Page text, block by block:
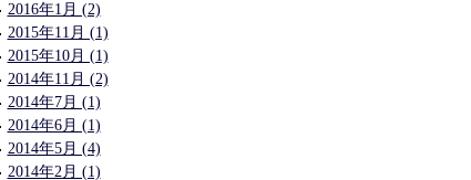
2016年1月 (2)
2015年11月 (1)
2015年10月 (1)
2014年11月 (2)
2014年7月 (1)
2014年6月 (1)
2014年5月 (4)
2014年2月 (1)